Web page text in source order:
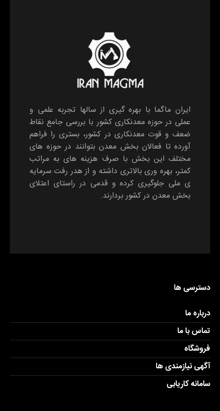
ایران ماگما با بهره گیری از سالها تجربه علمی و
عملی در حوزه معدنکاری کشور با بررسی جامع نقاط
ضعف و قوت معدنکاری در کشور، بستری را فراهم
آورده تا فعالان بخش معدن بتوانند در حوزه های
مختلف این بخش با صرف هزینه های به مراتب
کمتر، بهره وری بالاتری داشته و از هدر رفت سرمایه
ی ملی جلوگیری کرده و قدمی در راستای اعتلای
بخش معدن در کشور بردارند.
دسترسی ها
درباره ما
تماس با ما
فروشگاه
آگهی نیازمندی ها
سامانه کاریابی